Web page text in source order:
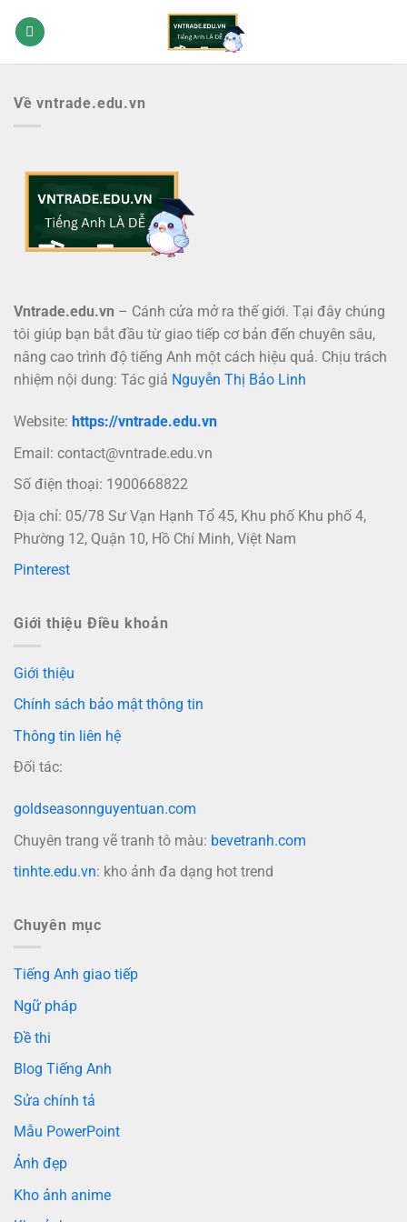
qua
Về vntrade.edu.vn
Vntrade.edu.vn – Cánh cửa mở ra thế giới. Tại đây chúng
tôi giúp bạn bắt đầu từ giao tiếp cơ bản đến chuyên sâu,
nâng cao trình độ tiếng Anh một cách hiệu quả. Chịu trách
nhiệm nội dung: Tác giả Nguyễn Thị Bảo Linh
Website: https://vntrade.edu.vn
Email: contact@vntrade.edu.vn
Số điện thoại: 1900668822
Địa chỉ: 05/78 Sư Vạn Hạnh Tổ 45, Khu phố Khu phố 4,
Phường 12, Quận 10, Hồ Chí Minh, Việt Nam
Pinterest
Giới thiệu Điều khoản
Giới thiệu
Chính sách bảo mật thông tin
Thông tin liên hệ
Đối tác:
goldseasonnguyentuan.com
Chuyên trang vẽ tranh tô màu: bevetranh.com
tinhte.edu.vn: kho ảnh đa dạng hot trend
Chuyên mục
Tiếng Anh giao tiếp
Ngữ pháp
Đề thi
Blog Tiếng Anh
Sửa chính tả
Mẫu PowerPoint
Ảnh đẹp
Kho ảnh anime